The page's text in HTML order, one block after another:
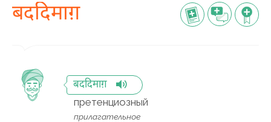
बददिमाग़
बददिमाग़
претенциозный
прилагательное